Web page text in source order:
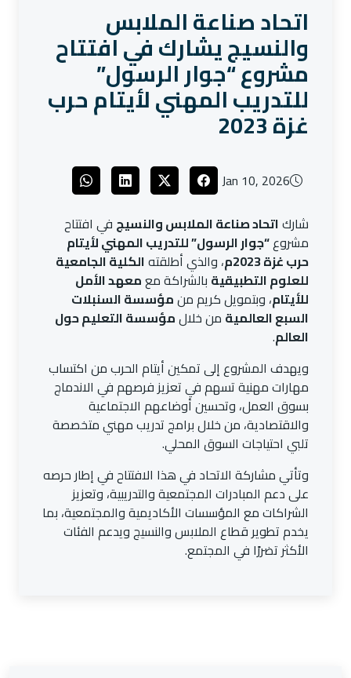
اتحاد صناعة الملابس
والنسيج يشارك في افتتاح
مشروع “جوار الرسول”
للتدريب المهني لأيتام حرب
غزة 2023
Jan 10, 2026
شاركاتحاد صناعة الملابس والنسيج في افتتاح
مشروع“جوار الرسول” للتدريب المهني لأيتام
حرب غزة 2023م
، والذي أطلقتهالكلية الجامعية
للعلوم التطبيقية بالشراكة معمعهد الأمل
للأيتام، وبتمويل كريم منمؤسسة السنبلات
السبع العالمية من خلالمؤسسة التعليم حول
العالم.
ويهدف المشروع إلى تمكين أيتام الحرب من اكتساب
مهارات مهنية تسهم في تعزيز فرصهم في الاندماج
بسوق العمل، وتحسين أوضاعهم الاجتماعية
والاقتصادية، من خلال برامج تدريب مهني متخصصة
تلبي احتياجات السوق المحلي.
وتأتي مشاركة الاتحاد في هذا الافتتاح في إطار حرصه
على دعم المبادرات المجتمعية والتدريبية، وتعزيز
الشراكات مع المؤسسات الأكاديمية والمجتمعية، بما
يخدم تطوير قطاع الملابس والنسيج ويدعم الفئات
الأكثر تضررًا في المجتمع.